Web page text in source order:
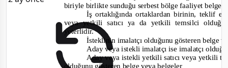
biriyle birlikte sunduğu serbest bölge faaliyet
İş ortaklığında ortaklardan birinin, teklif
veya yetkili satıcı ya da yetkili temsilci
yeterlidir.
İsteklinin imalatçı olduğunu gösteren belge
Aday veya istekli imalatçı ise imalatçı
Aday veya istekli yetkili satıcı veya yetkili
olduğunu gösteren belge veya belgeler